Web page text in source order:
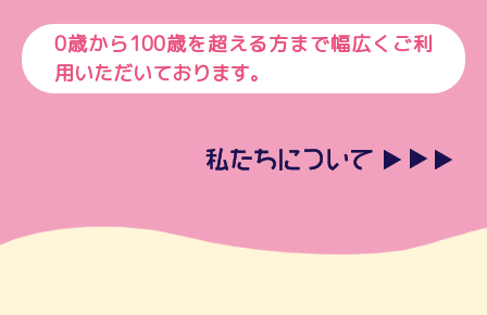
0歳から100歳を超える方まで幅広くご利
用いただいております。